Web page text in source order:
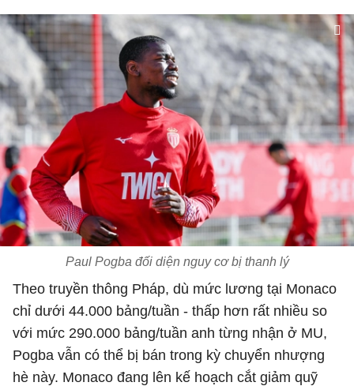
Paul Pogba đối diện nguy cơ bị thanh lý
Theo truyền thông Pháp, dù mức lương tại Monaco
chỉ dưới 44.000 bảng/tuần - thấp hơn rất nhiều so
với mức 290.000 bảng/tuần anh từng nhận ở MU,
Pogba vẫn có thể bị bán trong kỳ chuyển nhượng
hè này. Monaco đang lên kế hoạch cắt giảm quỹ